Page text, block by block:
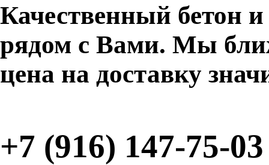
Качественный бетон
рядом с Вами. Мы
цена на доставку
+7 (916) 147-75-03